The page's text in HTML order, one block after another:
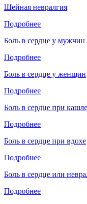
Шейная невралгия
Подробнее
Боль в сердце у мужчин
Подробнее
Боль в сердце у женщин
Подробнее
Боль в сердце при кашле
Подробнее
Боль в сердце при вдохе
Подробнее
Боль в сердце или
Подробнее